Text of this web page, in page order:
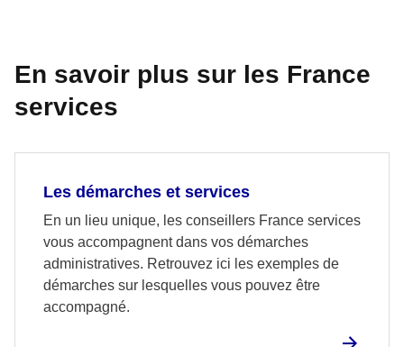
En savoir plus sur les France
services
Les démarches et services
En un lieu unique, les conseillers France services
vous accompagnent dans vos démarches
administratives. Retrouvez ici les exemples de
démarches sur lesquelles vous pouvez être
accompagné.